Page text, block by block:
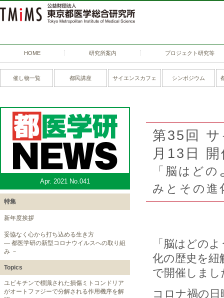
HOME 研究所案内 プロジェクト研究等
催し物一覧 都民講座 サイエンスカフェ シンポジウム
Apr. 2021 No.041
特集
新年度挨拶
妥協なく心から打ち込める生き方
― 都医学研の新型コロナウイルスへの取り組
み －
Topics
ユビキチンで標識された損傷ミトコンドリア
がオートファジーで分解される作用機序を解
第35回
月13日
「脳はど
みとその進
「脳はどの
化の歴史を
で開催しまし
コロナ禍の